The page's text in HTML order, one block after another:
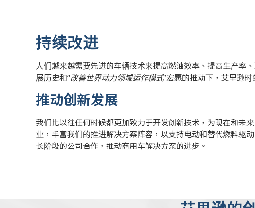
持续改进
人们越来越需要先进的车辆技术来提高燃油效率、提高生产率
展历史和“改善世界动力领域运作模式”宏愿的推动下，艾里逊时
推动创新发展
我们比以往任何时候都更加致力于开发创新技术，为现在和未
业，丰富我们的推进解决方案阵容，以支持电动和替代燃料驱
长阶段的公司合作，推动商用车解决方案的进步。